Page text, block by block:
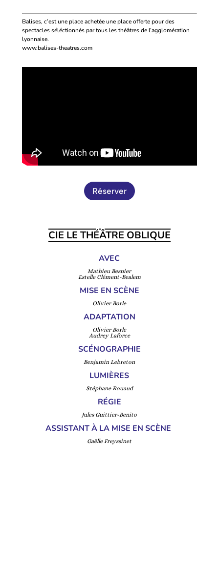
Balises, c’est une place achetée une place offerte pour des
spectacles séléctionnés par tous les théâtres de l’agglomération
lyonnaise.
www.balises-theatres.com
Réserver
CIE LE THÉÂTRE OBLIQUE
AVEC
Mathieu Besnier
Estelle Clément-Bealem
MISE EN SCÈNE
Olivier Borle
ADAPTATION
Olivier Borle
Audrey Laforce
SCÉNOGRAPHIE
Benjamin Lebreton
LUMIÈRES
Stéphane Rouaud
RÉGIE
Jules Guittier-Benito
ASSISTANT À LA MISE EN SCÈNE
Gaëlle Freyssinet